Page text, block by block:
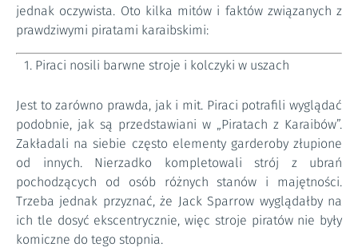
jednak oczywista. Oto kilka mitów i faktów związanych z
prawdziwymi piratami karaibskimi:
Piraci nosili barwne stroje i kolczyki w uszach
Jest to zarówno prawda, jak i mit. Piraci potrafili wyglądać
podobnie, jak są przedstawiani w „Piratach z Karaibów”.
Zakładali na siebie często elementy garderoby złupione
od innych. Nierzadko kompletowali strój z ubrań
pochodzących od osób różnych stanów i majętności.
Trzeba jednak przyznać, że Jack Sparrow wyglądałby na
ich tle dosyć ekscentrycznie, więc stroje piratów nie były
komiczne do tego stopnia.